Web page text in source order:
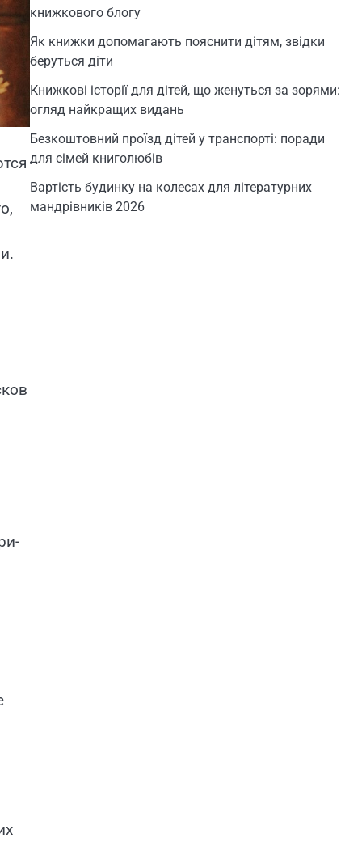
книжкового блогу
Як книжки допомагають пояснити дітям, звідки
беруться діти
Книжкові історії для дітей, що женуться за зорями:
огляд найкращих видань
Безкоштовний проїзд дітей у транспорті: поради
для сімей книголюбів
Вартість будинку на колесах для літературних
мандрівників 2026